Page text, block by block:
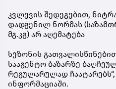
კვლევის შედეგებით,
დადგენილ ნორმას
მგ.კგ) არ აღემატება
სეზონის
სააგენტო ბაზარზე
რეგულარულად ჩაატარებს“,
ინფორმაციაში.